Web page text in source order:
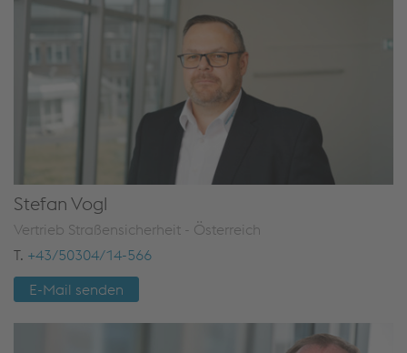
Stefan Vogl
Vertrieb Straßensicherheit - Österreich
T. +43/50304/14-566
E-Mail senden